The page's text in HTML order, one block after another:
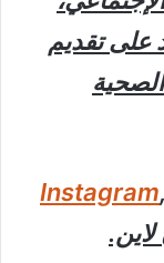
على تقديم
Instagram,
لاين.